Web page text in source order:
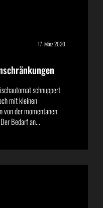
17. März 2020
schnuppert
mit kleinen
von der momentanen
Bedarf an...